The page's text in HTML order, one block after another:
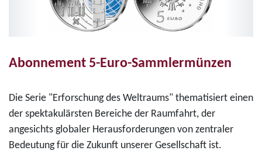
Abonnement 5-Euro-Sammlermünzen
Die Serie "Erforschung des Weltraums" thematisiert einen
der spektakulärsten Bereiche der Raumfahrt, der
angesichts globaler Herausforderungen von zentraler
Bedeutung für die Zukunft unserer Gesellschaft ist.